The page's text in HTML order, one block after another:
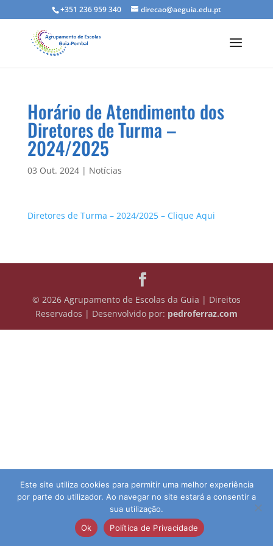
+351 236 959 340 direcao@aeguia.edu.pt
Horário de Atendimento dos
Diretores de Turma –
2024/2025
03 Out. 2024| Notícias
Diretores de Turma – 2024/2025 – Clique Aqui
© 2026 Agrupamento de Escolas da Guia | Direitos
Reservados | Desenvolvido por: pedroferraz.com
Este site utiliza cookies para permitir uma melhor experiência
por parte do utilizador. Ao navegar no site estará a consentir a
sua utilização.
Ok
Política de Privacidade